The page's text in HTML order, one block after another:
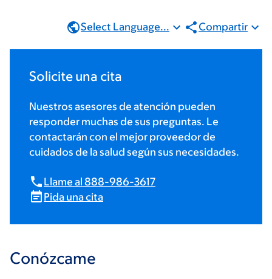
Select Language... Compartir
Solicite una cita
Nuestros asesores de atención pueden
responder muchas de sus preguntas. Le
contactarán con el mejor proveedor de
cuidados de la salud según sus necesidades.
Llame al 888-986-3617
Pida una cita
Conózcame